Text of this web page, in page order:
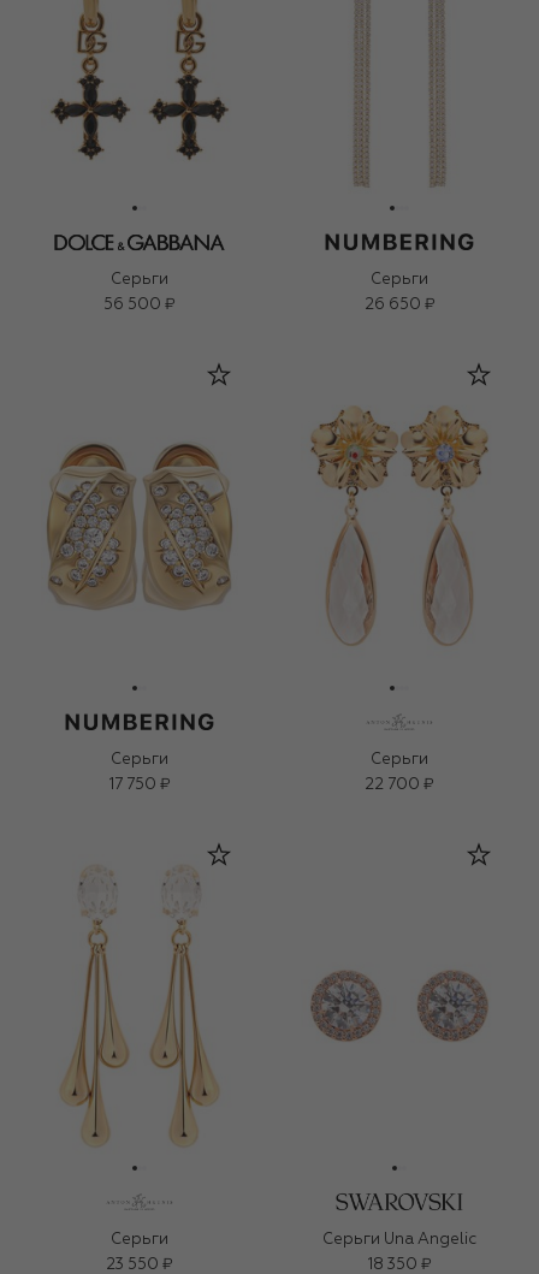
Серьги
56 500 ₽
Серьги
26 650 ₽
Серьги
17 750 ₽
Серьги
22 700 ₽
Серьги
23 550 ₽
Серьги Una Angelic
18 350 ₽